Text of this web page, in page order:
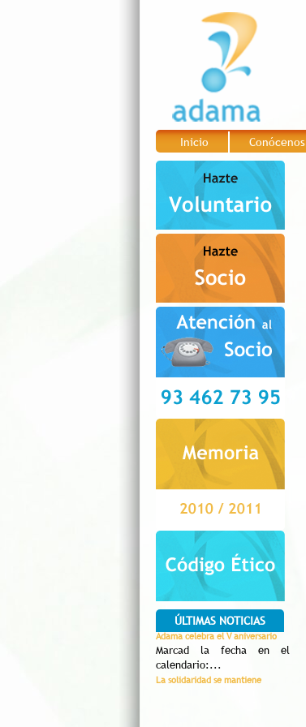
Inicio Conócenos
ÚLTIMAS NOTICIAS
Adama celebra el V aniversario
Marcad la fecha en el
calendario:...
La solidaridad se mantiene